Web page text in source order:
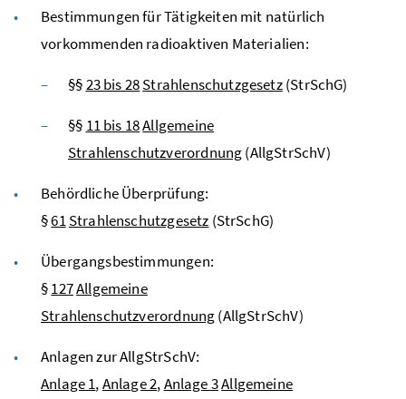
Bestimmungen für Tätigkeiten mit natürlich
vorkommenden radioaktiven Materialien:
§§23 bis 28Strahlenschutzgesetz(StrSchG)
§§ 11 bis 18Allgemeine
Strahlenschutzverordnung(AllgStrSchV)
Behördliche Überprüfung:
§61Strahlenschutzgesetz (StrSchG)
Übergangsbestimmungen:
§127Allgemeine
Strahlenschutzverordnung(AllgStrSchV)
Anlagen zurAllgStrSchV:
Anlage 1,Anlage 2,Anlage 3Allgemeine